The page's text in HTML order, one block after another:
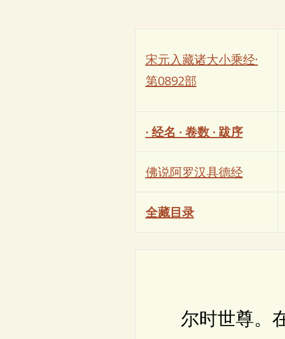
宋元入藏诸大小乘经·
第0892部
· 经名 · 卷数 · 跋序
佛说阿罗汉具德经
全藏目录
尔时世尊。在